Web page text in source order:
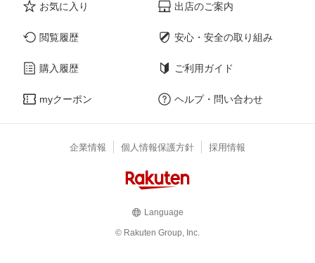
お気に入り
閲覧履歴
購入履歴
myクーポン
出店のご案内
安心・安全の取り組み
ご利用ガイド
ヘルプ・問い合わせ
企業情報 個人情報保護方針 採用情報
Language
© Rakuten Group, Inc.